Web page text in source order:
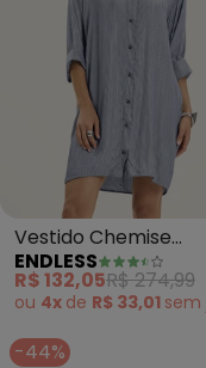
Vestido Chemise
Feminino com Botões
(Azul)
ENDLESS
R$ 132,05R$ 274,99
ou 4x de R$ 33,01 sem
-44%